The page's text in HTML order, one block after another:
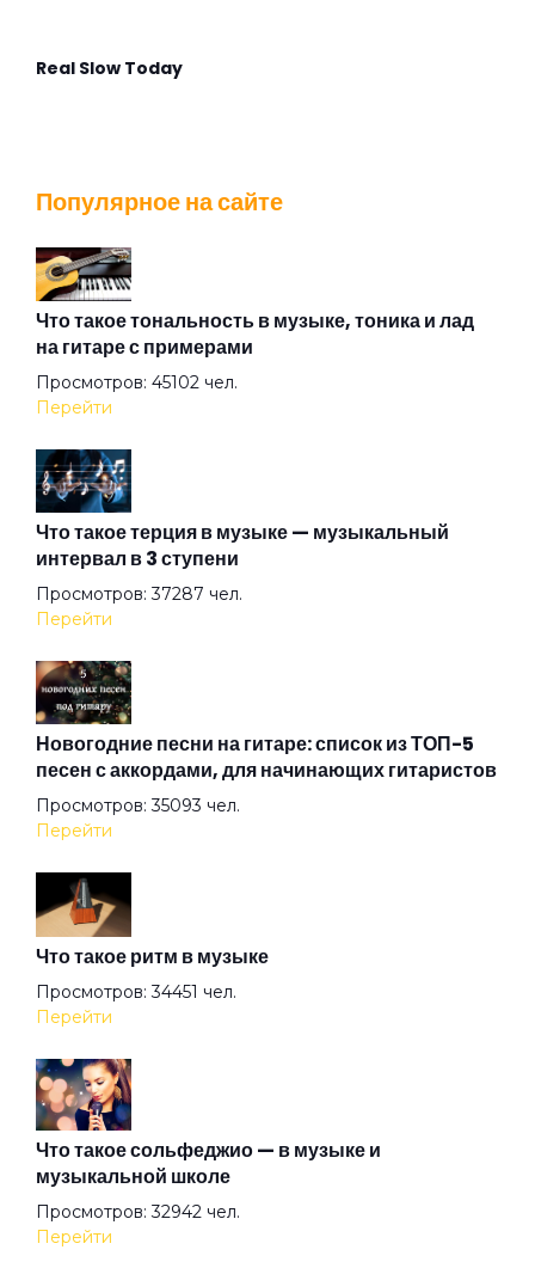
Real Slow Today
The Angel Calling
The Postcard
The Time
The Wind
Up In Smoke
Winter
XXII-й век
Акуна матата
Альтернатива
Ангел всенародного похмелья
Популярное на сайте
Что такое тональность в музыке, тоника и лад
на гитаре с примерами
Просмотров: 45102 чел.
Перейти
Что такое терция в музыке — музыкальный
интервал в 3 ступени
Просмотров: 37287 чел.
Перейти
Новогодние песни на гитаре: список из ТОП-5
песен с аккордами, для начинающих гитаристов
Просмотров: 35093 чел.
Перейти
Что такое ритм в музыке
Просмотров: 34451 чел.
Перейти
Что такое сольфеджио — в музыке и
музыкальной школе
Просмотров: 32942 чел.
Перейти